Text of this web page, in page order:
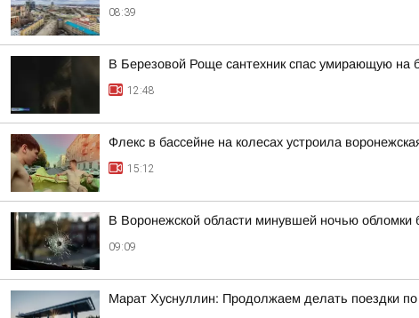
08:39
В Березовой Роще сантехник спас умирающую на
12:48
Флекс в бассейне на колесах устроила
15:12
В Воронежской области минувшей ночью обломки
09:09
Марат Хуснуллин: Продолжаем делать поездки